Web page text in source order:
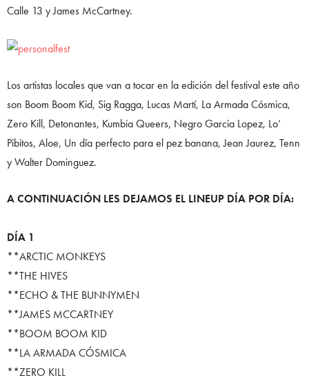
Calle 13 y James McCartney.
Los artistas locales que van a tocar en la edición del festival este año
son Boom Boom Kid, Sig Ragga, Lucas Martí, La Armada Cósmica,
Zero Kill, Detonantes, Kumbia Queers, Negro Garcia Lopez, Lo’
Pibitos, Aloe, Un día perfecto para el pez banana, Jean Jaurez, Tenn
y Walter Dominguez.
A CONTINUACIÓN LES DEJAMOS EL LINEUP DÍA POR DÍA:
DÍA 1
**ARCTIC MONKEYS
**THE HIVES
**ECHO & THE BUNNYMEN
**JAMES MCCARTNEY
**BOOM BOOM KID
**LA ARMADA CÓSMICA
**ZERO KILL